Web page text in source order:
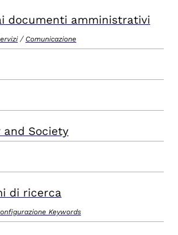
documenti amministrativi
/ Comunicazione
and Society
di ricerca
Keywords